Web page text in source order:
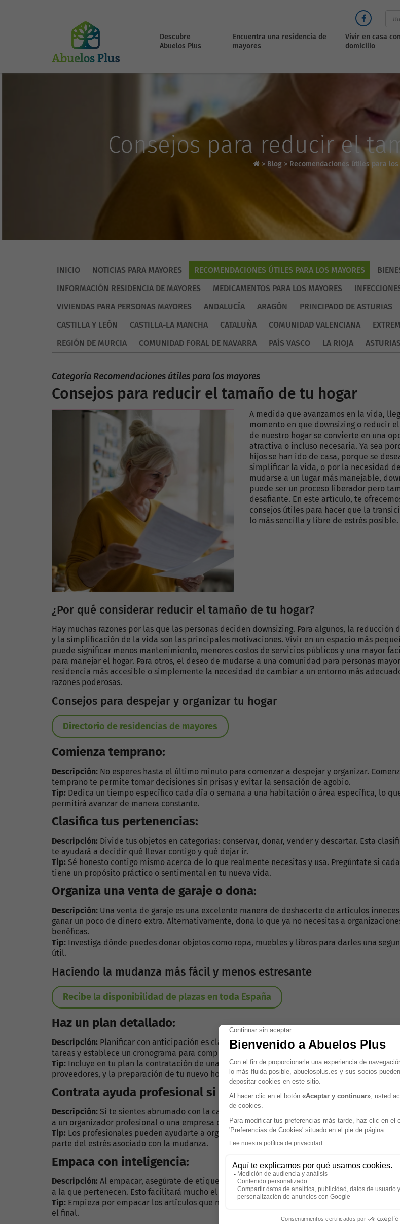
Descubre
Abuelos Plus
Encuentra una residencia de
mayores
Vivir en casa
domicilio
Consejos para reducir el
> Blog> Recomendaciones útiles para los
INICIO NOTICIAS PARA MAYORES RECOMENDACIONES ÚTILES PARA LOS MAYORES
INFORMACIÓN RESIDENCIA DE MAYORES
MEDICAMENTOS PARA LOS MAYORES
VIVIENDAS PARA PERSONAS MAYORES
ANDALUCÍA ARAGÓN PRINCIPADO DE ASTURIAS
CASTILLA Y LEÓN
CASTILLA-LA MANCHA CATALUÑA COMUNIDAD VALENCIANA
REGIÓN DE MURCIA
COMUNIDAD FORAL DE NAVARRA PAÍS VASCO LA RIOJA
Categoría Recomendaciones útiles para los mayores
Consejos para reducir el tamaño de tu hogar
A medida que avanzamos en la vida,
momento en que downsizing o reducir
de nuestro hogar se convierte en una
atractiva o incluso necesaria. Ya sea
hijos se han ido de casa, porque se
simplificar la vida, o por la necesidad de
mudarse a un lugar más manejable,
puede ser un proceso liberador pero
desafiante. En este artículo, te
consejos útiles para hacer que la
lo más sencilla y libre de estrés posible.
¿Por qué considerar reducir el tamaño de tu hogar?
Hay muchas razones por las que las personas deciden downsizing. Para algunos, la reducción
y la simplificación de la vida son las principales motivaciones. Vivir en un espacio más
puede significar menos mantenimiento, menores costos de servicios públicos y una mayor
para manejar el hogar. Para otros, el deseo de mudarse a una comunidad para personas
residencia más accesible o simplemente la necesidad de cambiar a un entorno más
razones poderosas.
Consejos para despejar y organizar tu hogar
Directorio de residencias de mayores
Comienza temprano:
Descripción: No esperes hasta el último minuto para comenzar a despejar y organizar.
temprano te permite tomar decisiones sin prisas y evitar la sensación de agobio.
Tip: Dedica un tiempo específico cada día o semana a una habitación o área específica, lo
permitirá avanzar de manera constante.
Clasifica tus pertenencias:
Descripción: Divide tus objetos en categorías: conservar, donar, vender y descartar. Esta
te ayudará a decidir qué llevar contigo y qué dejar ir.
Tip: Sé honesto contigo mismo acerca de lo que realmente necesitas y usa. Pregúntate si
tiene un propósito práctico o sentimental en tu nueva vida.
Organiza una venta de garaje o dona:
Descripción: Una venta de garaje es una excelente manera de deshacerte de artículos
ganar un poco de dinero extra. Alternativamente, dona lo que ya no necesitas a
benéficas.
Tip: Investiga dónde puedes donar objetos como ropa, muebles y libros para darles una
útil.
Haciendo la mudanza más fácil y menos estresante
Recibe la disponibilidad de plazas en toda España
Haz un plan detallado:
Descripción: Planificar con anticipación es clave para una mudanza sin problemas. Crea una
tareas y establece un cronograma para completar cada una.
Tip: Incluye en tu plan la contratación de una empresa de mudanzas, la notificación a servicios
proveedores, y la preparación de tu nuevo hogar antes de la mudanza.
Contrata ayuda profesional si es necesario:
Descripción: Si te sientes abrumado con la cantidad de cosas que necesitas hacer, considera
a un organizador profesional o una empresa de mudanzas especializada en downsizing.
Tip: Los profesionales pueden ayudarte a organizar, empacar y mover tus pertenencias,
parte del estrés asociado con la mudanza.
Empaca con inteligencia:
Descripción: Al empacar, asegúrate de etiquetar claramente las cajas con el contenido y la
a la que pertenecen. Esto facilitará mucho el proceso de desempacar en tu nuevo hogar.
Tip: Empieza por empacar los artículos que no usas con frecuencia y deja los artículos
el final.